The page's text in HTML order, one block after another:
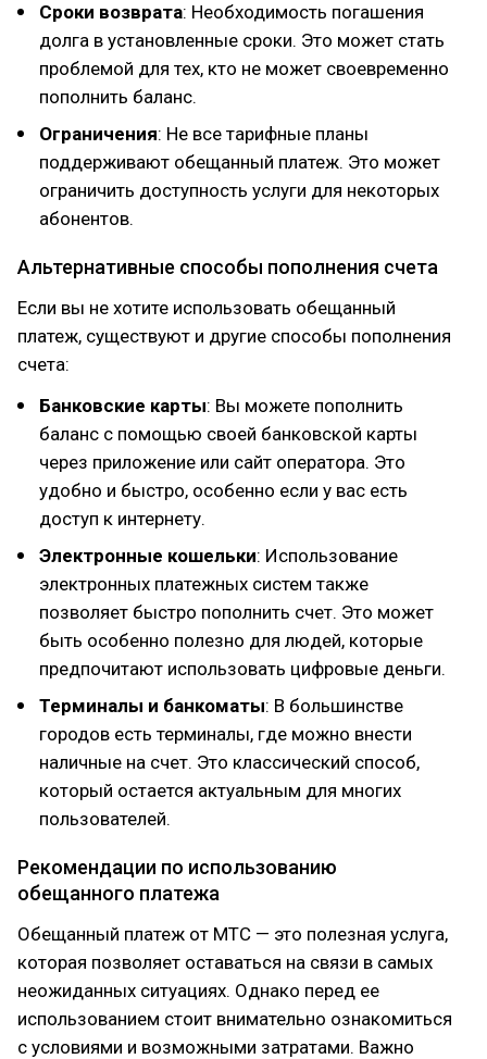
Сроки возврата: Необходимость погашения
долга в установленные сроки. Это может стать
проблемой для тех, кто не может своевременно
пополнить баланс.
Ограничения: Не все тарифные планы
поддерживают обещанный платеж. Это может
ограничить доступность услуги для некоторых
абонентов.
Альтернативные способы пополнения счета
Если вы не хотите использовать обещанный
платеж, существуют и другие способы пополнения
счета:
Банковские карты: Вы можете пополнить
баланс с помощью своей банковской карты
через приложение или сайт оператора. Это
удобно и быстро, особенно если у вас есть
доступ к интернету.
Электронные кошельки: Использование
электронных платежных систем также
позволяет быстро пополнить счет. Это может
быть особенно полезно для людей, которые
предпочитают использовать цифровые деньги.
Терминалы и банкоматы: В большинстве
городов есть терминалы, где можно внести
наличные на счет. Это классический способ,
который остается актуальным для многих
пользователей.
Рекомендации по использованию
обещанного платежа
Обещанный платеж от МТС — это полезная услуга,
которая позволяет оставаться на связи в самых
неожиданных ситуациях. Однако перед ее
использованием стоит внимательно ознакомиться
с условиями и возможными затратами. Важно